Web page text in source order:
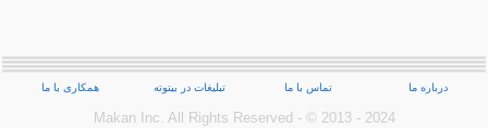
درباره ما تماس با ما تبلیغات در بیتوته همکاری با ما
Makan Inc.‎ All Rights Reserved - © 2013 - 2024